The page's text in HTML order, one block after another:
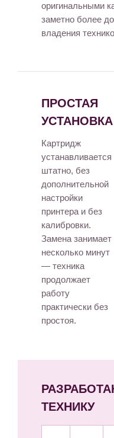
оригинальными
заметно более
владения
ПРОСТАЯ
УСТАНОВКА
Картридж
устанавливается
штатно, без
дополнительной
настройки
принтера и без
калибровки.
Замена занимает
несколько минут
— техника
продолжает
работу
практически без
простоя.
ТЕХНИКУ